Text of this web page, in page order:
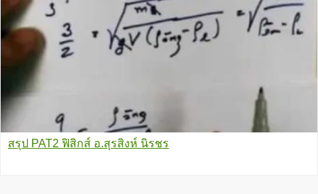
สรุป PAT2 ฟิสิกส์ อ.สุรสิงห์ นิรชร